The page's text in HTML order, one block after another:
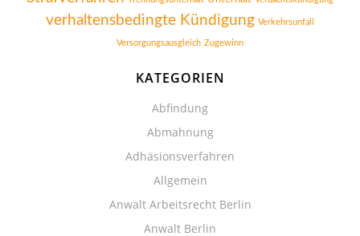
verhaltensbedingte Kündigung Verkehrsunfall
Versorgungsausgleich Zugewinn
KATEGORIEN
Abfindung
Abmahnung
Adhäsionsverfahren
Allgemein
Anwalt Arbeitsrecht Berlin
Anwalt Berlin